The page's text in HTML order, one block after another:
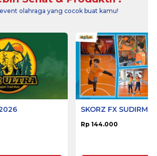
olahraga yang cocok buat kamu!
SKORZ FX
Rp 144.000